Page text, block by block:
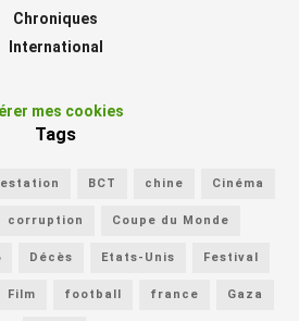
Chroniques
International
mes cookies
Tags
BCT chine Cinéma
corruption Coupe du Monde
Décès Etats-Unis Festival
Film football france Gaza